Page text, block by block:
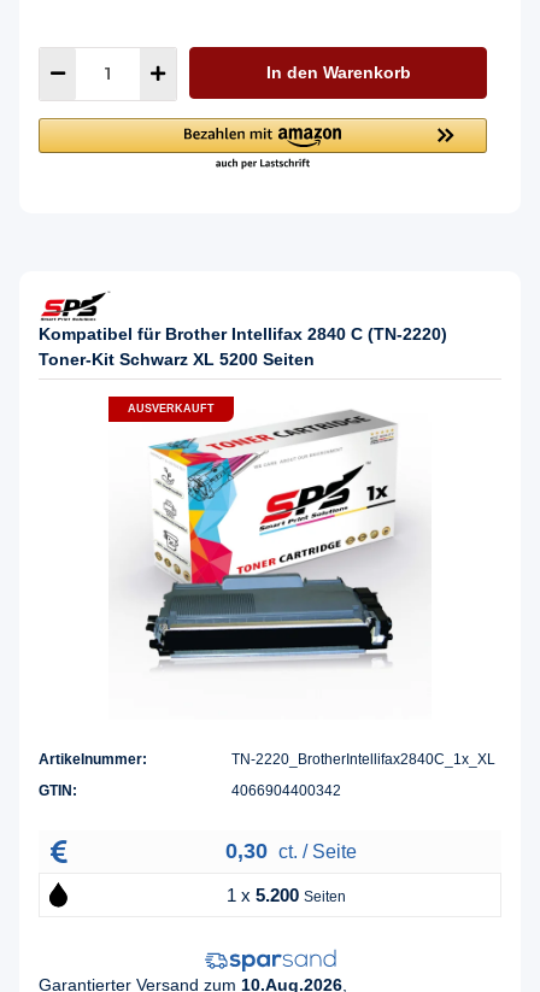
In den Warenkorb
Kompatibel für Brother Intellifax 2840 C (TN-2220)
Toner-Kit Schwarz XL 5200 Seiten
AUSVERKAUFT
Artikelnummer:
TN-2220_BrotherIntellifax2840C_1x_XL
GTIN:
4066904400342
0,30 ct. / Seite
1 x 5.200 Seiten
Garantierter Versand zum 10.Aug.2026